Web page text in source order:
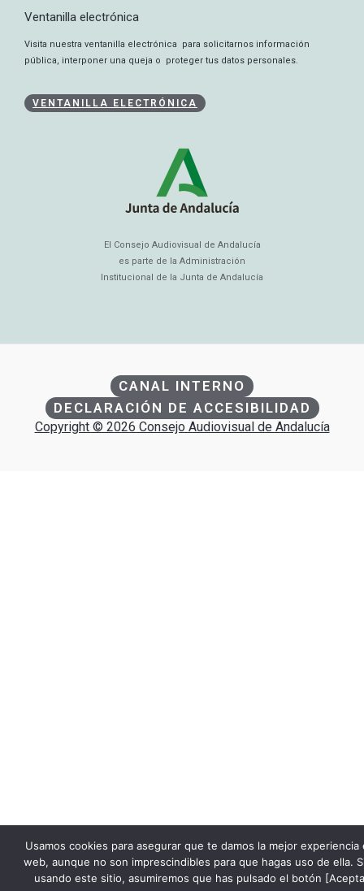
Ventanilla electrónica
Visita nuestra ventanilla electrónica para solicitarnos información
pública, interponer una queja o proteger tus datos personales.
VENTANILLA ELECTRÓNICA
El Consejo Audiovisual de Andalucía
es parte de la Administración
Institucional de la Junta de Andalucía
CANAL INTERNO
DECLARACIÓN DE ACCESIBILIDAD
Copyright © 2026 Consejo Audiovisual de Andalucía
Usamos cookies para asegurar que te damos la mejor experiencia
web, aunque no son imprescindibles para que hagas uso de ella.
usando este sitio, asumiremos que has pulsado el botón